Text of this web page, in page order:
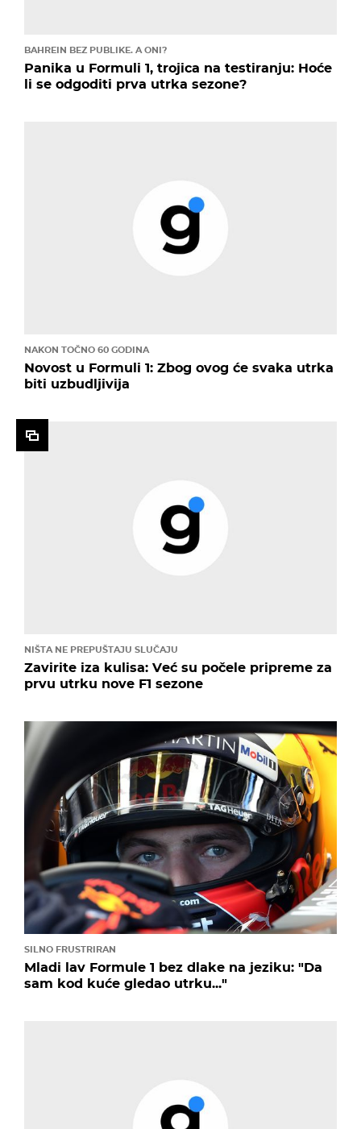
BAHREIN BEZ PUBLIKE. A ONI?
Panika u Formuli 1, trojica na testiranju: Hoće
li se odgoditi prva utrka sezone?
NAKON TOČNO 60 GODINA
Novost u Formuli 1: Zbog ovog će svaka utrka
biti uzbudljivija
NIŠTA NE PREPUŠTAJU SLUČAJU
Zavirite iza kulisa: Već su počele pripreme za
prvu utrku nove F1 sezone
SILNO FRUSTRIRAN
Mladi lav Formule 1 bez dlake na jeziku: "Da
sam kod kuće gledao utrku..."